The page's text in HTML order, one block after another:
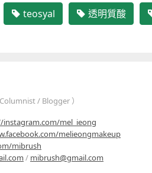
teosyal 透明質酸
/ Blogger ）
mel_ieong
melieongmakeup
mibrush
/ mibrush@gmail.com